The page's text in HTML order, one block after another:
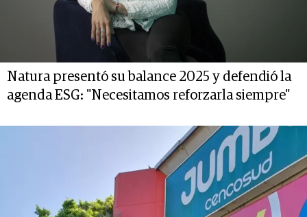
Natura presentó su balance 2025 y defendió la
agenda ESG: "Necesitamos reforzarla siempre"